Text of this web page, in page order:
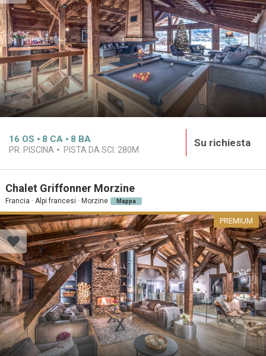
16 OS 8 CA 8 BA
PR. PISCINA PISTA DA SCI: 280M
Su richiesta
Chalet Griffonner Morzine
Francia · Alpi francesi · Morzine Mappa
PREMIUM